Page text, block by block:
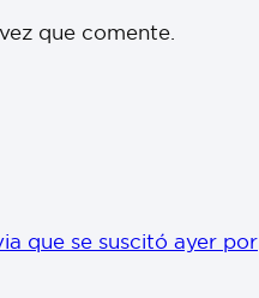
que comente.
que se suscitó ayer por